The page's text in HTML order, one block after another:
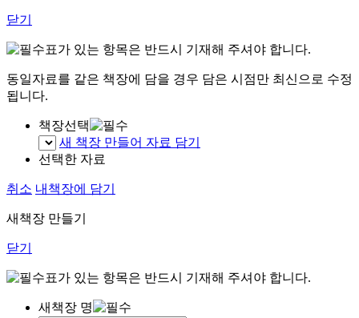
닫기
표가 있는 항목은 반드시 기재해 주셔야 합니다.
동일자료를 같은 책장에 담을 경우 담은 시점만 최신으로 수정
됩니다.
책장선택
새 책장 만들어 자료 담기
선택한 자료
취소 내책장에 담기
새책장 만들기
닫기
표가 있는 항목은 반드시 기재해 주셔야 합니다.
새책장 명